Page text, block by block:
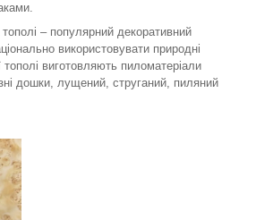
– популярний декоративний
використовувати природні
тополі виготовляють пиломатеріали
дошки, лущений, струганий, пиляний